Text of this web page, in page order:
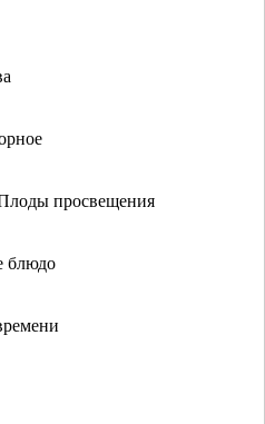
просвещения
блюдо